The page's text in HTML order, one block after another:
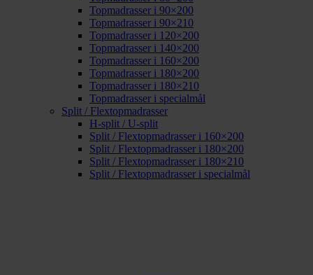
Topmadrasser i 90×200
Topmadrasser i 90×210
Topmadrasser i 120×200
Topmadrasser i 140×200
Topmadrasser i 160×200
Topmadrasser i 180×200
Topmadrasser i 180×210
Topmadrasser i specialmål
Split / Flextopmadrasser
H-split / U-split
Split / Flextopmadrasser i 160×200
Split / Flextopmadrasser i 180×200
Split / Flextopmadrasser i 180×210
Split / Flextopmadrasser i specialmål